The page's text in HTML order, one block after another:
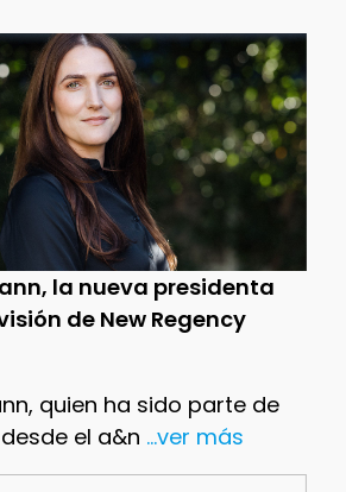
la nueva presidenta
de New Regency
quien ha sido parte de
el a&n ...ver más